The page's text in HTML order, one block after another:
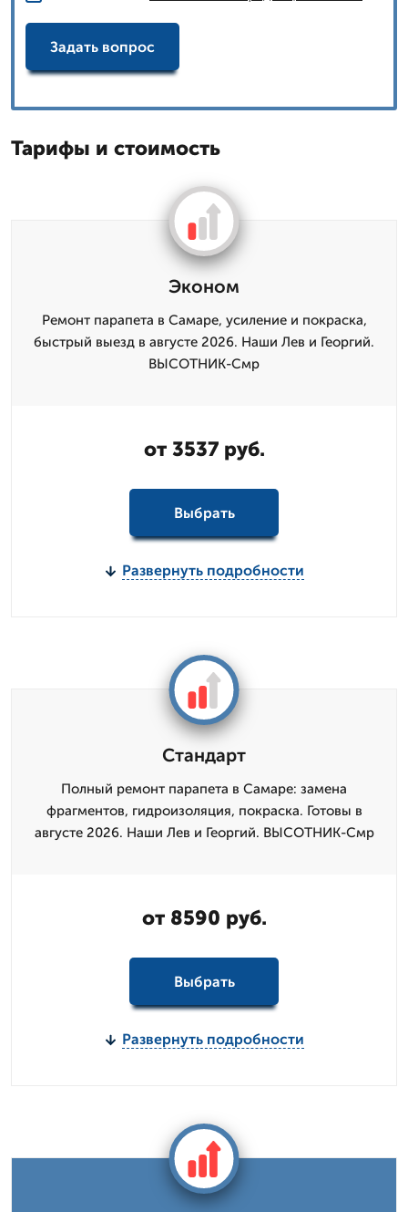
Задать вопрос
Тарифы и стоимость
Эконом
Ремонт парапета в Самаре, усиление и покраска,
быстрый выезд в августе 2026. Наши Лев и Георгий.
ВЫСОТНИК-Смр
от 3537 руб.
Выбрать
Развернуть подробности
Стандарт
Полный ремонт парапета в Самаре: замена
фрагментов, гидроизоляция, покраска. Готовы в
августе 2026. Наши Лев и Георгий. ВЫСОТНИК-Смр
от 8590 руб.
Выбрать
Развернуть подробности